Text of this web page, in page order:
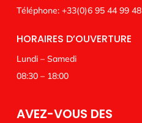
Téléphone: +33(0)6 95 44 99 48
HORAIRES D’OUVERTURE
Lundi – Samedi
08:30 – 18:00
AVEZ-VOUS DES